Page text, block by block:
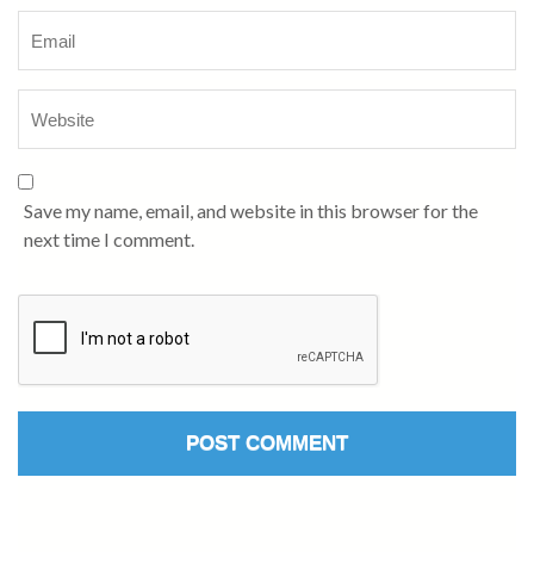
Save my name, email, and website in this browser for the
next time I comment.